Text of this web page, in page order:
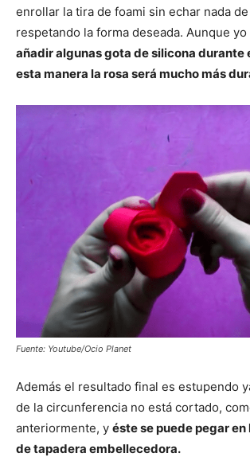
enrollar la tira de foami sin echar nada
respetando la forma deseada. Aunque yo
añadir algunas gota de silicona durante
esta manera la rosa será mucho más
Fuente: Youtube/Ocio Planet
Además el resultado final es estupendo
de la circunferencia no está cortado,
anteriormente, y éste se puede pegar en
de tapadera embellecedora.